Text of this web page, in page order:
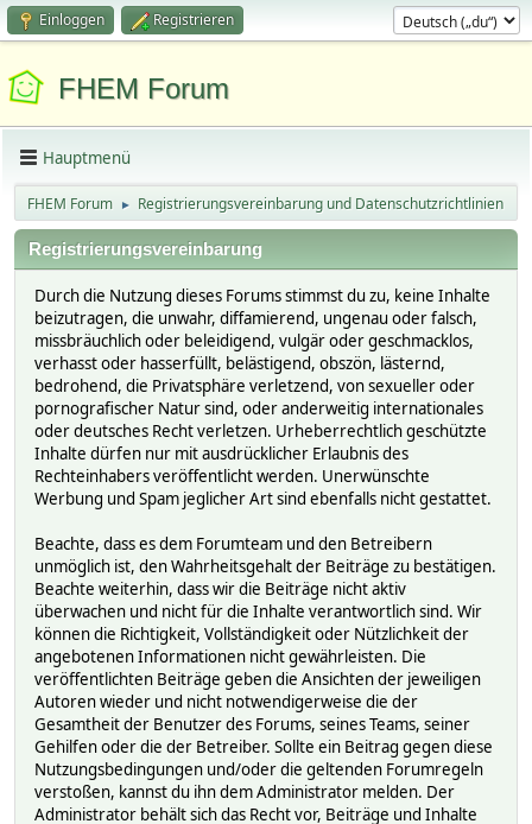
Einloggen Registrieren
FHEM Forum
Hauptmenü
FHEM Forum ► Registrierungsvereinbarung und Datenschutzrichtlinien
Registrierungsvereinbarung
Durch die Nutzung dieses Forums stimmst du zu, keine Inhalte
beizutragen, die unwahr, diffamierend, ungenau oder falsch,
missbräuchlich oder beleidigend, vulgär oder geschmacklos,
verhasst oder hasserfüllt, belästigend, obszön, lästernd,
bedrohend, die Privatsphäre verletzend, von sexueller oder
pornografischer Natur sind, oder anderweitig internationales
oder deutsches Recht verletzen. Urheberrechtlich geschützte
Inhalte dürfen nur mit ausdrücklicher Erlaubnis des
Rechteinhabers veröffentlicht werden. Unerwünschte
Werbung und Spam jeglicher Art sind ebenfalls nicht gestattet.
Beachte, dass es dem Forumteam und den Betreibern
unmöglich ist, den Wahrheitsgehalt der Beiträge zu bestätigen.
Beachte weiterhin, dass wir die Beiträge nicht aktiv
überwachen und nicht für die Inhalte verantwortlich sind. Wir
können die Richtigkeit, Vollständigkeit oder Nützlichkeit der
angebotenen Informationen nicht gewährleisten. Die
veröffentlichten Beiträge geben die Ansichten der jeweiligen
Autoren wieder und nicht notwendigerweise die der
Gesamtheit der Benutzer des Forums, seines Teams, seiner
Gehilfen oder die der Betreiber. Sollte ein Beitrag gegen diese
Nutzungsbedingungen und/oder die geltenden Forumregeln
verstoßen, kannst du ihn dem Administrator melden. Der
Administrator behält sich das Recht vor, Beiträge und Inhalte